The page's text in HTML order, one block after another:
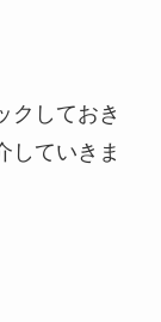
クしておき
していきま